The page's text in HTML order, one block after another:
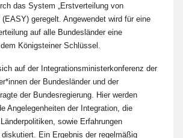
das System „Erstverteilung von
(EASY) geregelt. Angewendet wird für eine
auf alle Bundesländer eine
Königsteiner Schlüssel.
auf der Integrationsministerkonferenz der
der Bundesländer und der
der Bundesregierung. Hier werden
Angelegenheiten der Integration, die
sowie Erfahrungen
Ein Ergebnis der regelmäßig